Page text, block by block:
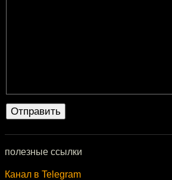
полезные ссылки
Канал в Telegram